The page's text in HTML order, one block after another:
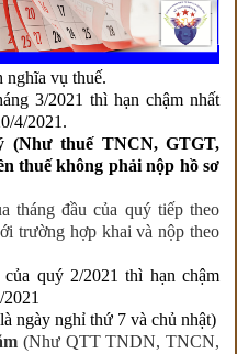
nghĩa vụ thuế.
3/2021 thì hạn chậm nhất
4/2021.
(Như thuế TNCN, GTGT,
thuế không phải nộp hồ sơ
tháng đầu của quý tiếp theo
trường hợp khai và nộp theo
quý 2/2021 thì hạn chậm
ngày nghỉ thứ 7 và chủ nhật)
(Như QTT TNDN, TNCN,